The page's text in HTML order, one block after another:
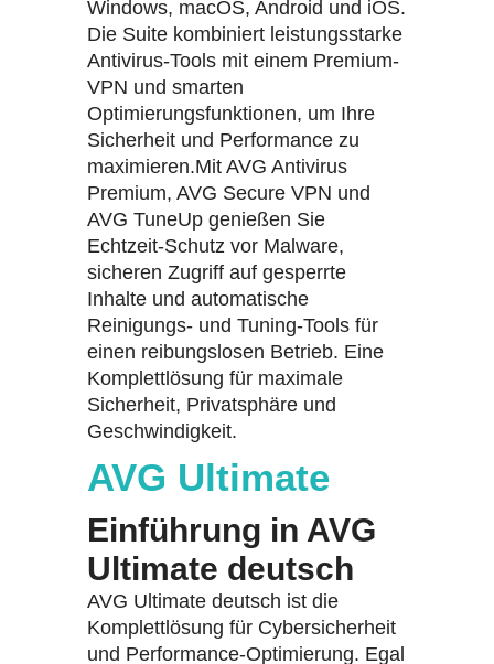
Windows, macOS, Android und iOS.
Die Suite kombiniert leistungsstarke
Antivirus-Tools mit einem Premium-
VPN und smarten
Optimierungsfunktionen, um Ihre
Sicherheit und Performance zu
maximieren.Mit AVG Antivirus
Premium, AVG Secure VPN und
AVG TuneUp genießen Sie
Echtzeit-Schutz vor Malware,
sicheren Zugriff auf gesperrte
Inhalte und automatische
Reinigungs- und Tuning-Tools für
einen reibungslosen Betrieb. Eine
Komplettlösung für maximale
Sicherheit, Privatsphäre und
Geschwindigkeit.
AVG Ultimate
Einführung in AVG
Ultimate deutsch
AVG Ultimate deutsch ist die
Komplettlösung für Cybersicherheit
und Performance-Optimierung. Egal